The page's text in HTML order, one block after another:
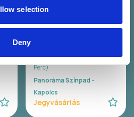
selection
Deny
07.26. V 20:30 - 22:00 (90
Perc)
Panoráma Színpad -
Kapolcs
Jegyvásárlás